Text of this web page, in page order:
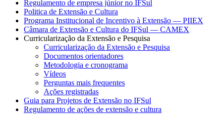
Regulamento de empresa júnior no IFSul
Politica de Extensão e Cultura
Programa Institucional de Incentivo à Extensão — PIIEX
Câmara de Extensão e Cultura do IFSul — CAMEX
Curricularização da Extensão e Pesquisa
Curricularização da Extensão e Pesquisa
Documentos orientadores
Metodologia e cronograma
Vídeos
Perguntas mais frequentes
Ações registradas
Guia para Projetos de Extensão no IFSul
Regulamento de ações de extensão e cultura